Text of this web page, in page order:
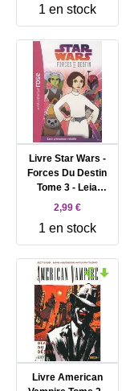
1 en stock
Livre Star Wars -
Forces Du Destin
Tome 3 - Leia
Princesse Rebelle
2,99 €
1 en stock
Livre American